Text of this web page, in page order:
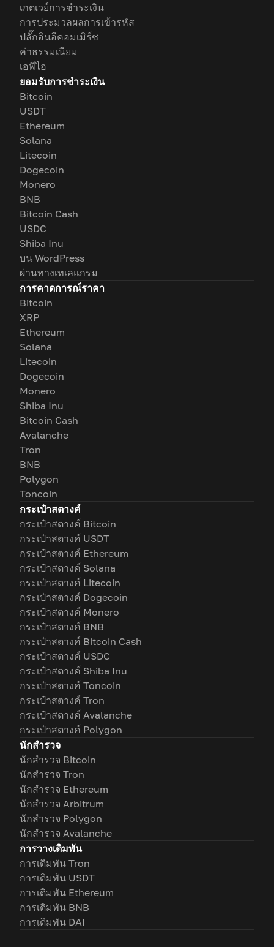
เกตเวย์การชำระเงิน
การประมวลผลการเข้ารหัส
ปลั๊กอินอีคอมเมิร์ซ
ค่าธรรมเนียม
เอพีไอ
ยอมรับการชำระเงิน
Bitcoin
USDT
Ethereum
Solana
Litecoin
Dogecoin
Monero
BNB
Bitcoin Cash
USDC
Shiba Inu
บน WordPress
ผ่านทางเทเลแกรม
การคาดการณ์ราคา
Bitcoin
XRP
Ethereum
Solana
Litecoin
Dogecoin
Monero
Shiba Inu
Bitcoin Cash
Avalanche
Tron
BNB
Polygon
Toncoin
กระเป๋าสตางค์
กระเป๋าสตางค์ Bitcoin
กระเป๋าสตางค์ USDT
กระเป๋าสตางค์ Ethereum
กระเป๋าสตางค์ Solana
กระเป๋าสตางค์ Litecoin
กระเป๋าสตางค์ Dogecoin
กระเป๋าสตางค์ Monero
กระเป๋าสตางค์ BNB
กระเป๋าสตางค์ Bitcoin Cash
กระเป๋าสตางค์ USDC
กระเป๋าสตางค์ Shiba Inu
กระเป๋าสตางค์ Toncoin
กระเป๋าสตางค์ Tron
กระเป๋าสตางค์ Avalanche
กระเป๋าสตางค์ Polygon
นักสำรวจ
นักสำรวจ Bitcoin
นักสำรวจ Tron
นักสำรวจ Ethereum
นักสำรวจ Arbitrum
นักสำรวจ Polygon
นักสำรวจ Avalanche
การวางเดิมพัน
การเดิมพัน Tron
การเดิมพัน USDT
การเดิมพัน Ethereum
การเดิมพัน BNB
การเดิมพัน DAI